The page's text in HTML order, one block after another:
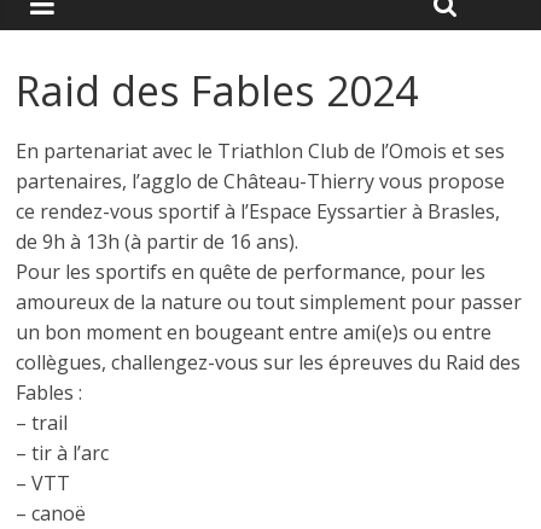
Raid des Fables 2024
En partenariat avec le Triathlon Club de l’Omois et ses
partenaires, l’agglo de Château-Thierry vous propose
ce rendez-vous sportif à l’Espace Eyssartier à Brasles,
de 9h à 13h (à partir de 16 ans).
Pour les sportifs en quête de performance, pour les
amoureux de la nature ou tout simplement pour passer
un bon moment en bougeant entre ami(e)s ou entre
collègues, challengez-vous sur les épreuves du Raid des
Fables :
– trail
– tir à l’arc
– VTT
– canoë